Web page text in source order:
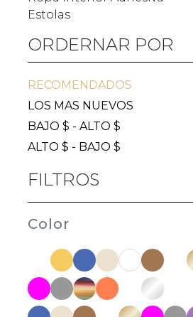
Estolas
ORDERNAR POR
RECOMENDADOS
LOS MAS NUEVOS
BAJO $ - ALTO $
ALTO $ - BAJO $
FILTROS
Color